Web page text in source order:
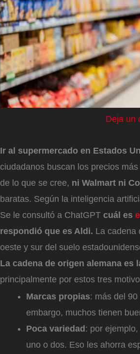
Deja un
Ir al supermercado en Estados
ciudadanos buscan los precios
de lo que se cree, ni Walmart ni
baratas. Según la inteligencia
Se le consultó a ChatGPT cuál es
respondió que es Aldi. La cadena
oeste y sur del suelo
La cadena de origen alemana es
principalmente por estos tres
Marcas propias: más del
embargo, muchos tienen
Poca variedad : por
uno o dos. Eso les ahorra